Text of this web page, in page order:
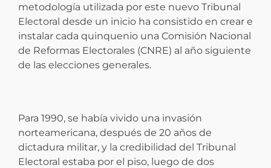
metodología utilizada por este nuevo Tribunal
Electoral desde un inicio ha consistido en crear e
instalar cada quinquenio una Comisión Nacional
de Reformas Electorales (CNRE) al año siguiente
de las elecciones generales.
Para 1990, se había vivido una invasión
norteamericana, después de 20 años de
dictadura militar, y la credibilidad del Tribunal
Electoral estaba por el piso, luego de dos